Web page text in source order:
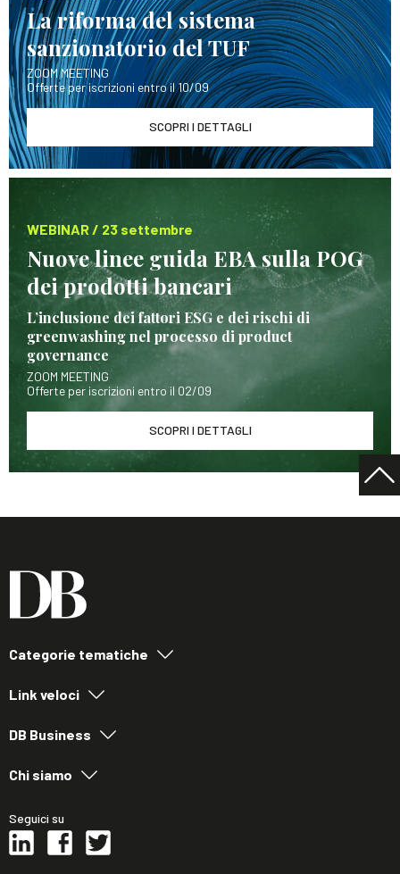
La riforma del sistema
sanzionatorio del TUF
ZOOM MEETING
Offerte per iscrizioni entro il 10/09
SCOPRI I DETTAGLI
WEBINAR / 23 settembre
Nuove linee guida EBA sulla POG
dei prodotti bancari
L’inclusione dei fattori ESG e dei rischi di
greenwashing nel processo di product
governance
ZOOM MEETING
Offerte per iscrizioni entro il 02/09
SCOPRI I DETTAGLI
Categorie tematiche
Link veloci
DB Business
Chi siamo
Seguici su